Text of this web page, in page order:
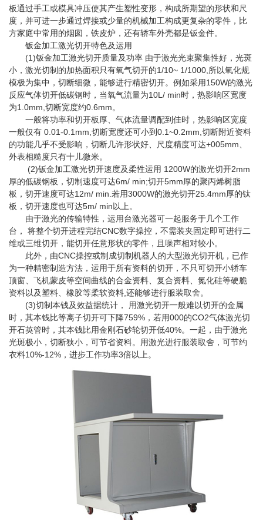
板通过手工或模具冲压使其产生塑性变形，构成所期望的形状和尺
度，并可进一步通过焊接或少量的机械加工构成更复杂的零件，比
方家庭中常用的烟囱，铁皮炉，还有轿车外壳都是钣金件。
钣金加工激光切开特色及运用
(1)钣金加工激光切开质量及功率 由于激光光束聚集性好，光斑
小，激光切制的加热面积只有氧气切开的1/10~ 1/1000,所以氧化规
模极为集中，切断细微，能够进行精密切开。例如采用150W的激光
反应气体切开低碳钢时，当氧气流量为10L/ min时，热影响区宽度
为1.0mm,切断宽度约0.6mm。
一般将功率和切开板厚、气体流量调配到佳时，热影响区宽度
一般仅有 0.01-0.1mm,切断宽度还可小到0.1~0.2mm,切断附近资料
的功能几乎不受影响，切断几许形状好、尺度精度可达+005mm、
外表相糙度只有十儿微米。
(2)钣金加工激光切开速度及柔性运用 1200W的激光切开2mm
厚的低碳钢板，切制速度可达6m/ min;切开5mm厚的聚丙烯树脂
板，切开速度可达12m/ min.若用3000W的激光切开25.4mm厚的钛
板，切开速度也可达5m/ min以上。
由于激光的传输特性，运用台激光器可一起服务于几个工作
台， 将整个切开进程完结CNC数字操控，不需装夹固定即可进行二
维或三维切开，能切开任意形状的零件，且噪声相对较小。
此外，由CNC操控或制成切制机器人的大型激光切开机，已作
为一种精密制造方法，运用于所有资料的切开，不只可切开小轿车
顶窗、飞机蒙皮等空间曲线的合金资料、复合资料、氮化硅等硬脆
资料以及塑料、橡胶等柔软资料,还能够进行服装取舍。
(3)切制本钱及效益据统计， 用激光切开一般难以切开的金属
时，其本钱比等离子切开可下降759%，若用000的CO2气体激光切
开石英管时，其本钱比用金刚石砂轮切开低40%。一起，由于激光
光斑极小，切断狭小，可节省资料。用激光进行服装取舍，可节约
衣料10%-12%，进步工作功率3倍以上。